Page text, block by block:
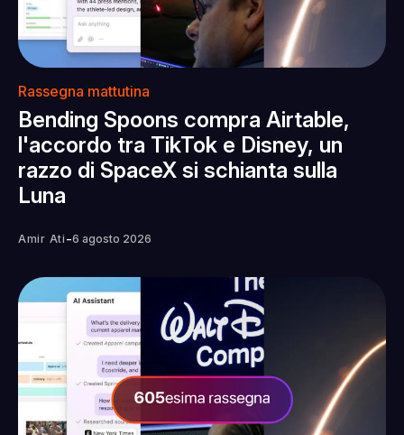
Rassegna mattutina
Bending Spoons compra Airtable,
l'accordo tra TikTok e Disney, un
razzo di SpaceX si schianta sulla
Luna
Amir Ati -6 agosto 2026